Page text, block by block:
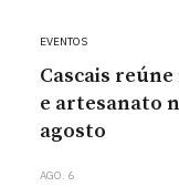
EVENTOS
Cascais
e artesanato
agosto
AGO. 6